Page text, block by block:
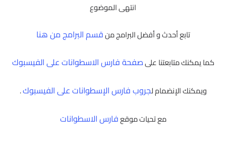
انتهى الموضوع
تابع أحدث و أفضل البرامج منقسم البرامج من هنا
كما يمكنك متابعتنا علىصفحة فارس الاسطوانات على الفيسبوك
ويمكنك الإنضمام لجروب فارس الإسطوانات على الفيسبوك.
مع تحيات موقعفارس الاسطوانات